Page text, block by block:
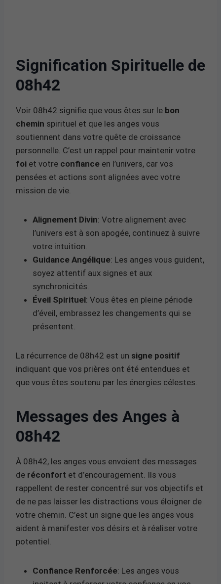
Signification Spirituelle de
08h42
Voir 08h42 signifie que vous êtes sur le bon
chemin spirituel et que les anges vous
soutiennent dans votre quête de croissance
personnelle. C’est un rappel pour maintenir votre
foi et votre confiance en l’univers, car vos
pensées et actions sont alignées avec votre
mission de vie.
Alignement Divin: Votre alignement avec
l’univers est à son apogée, continuez à suivre
votre intuition.
Guidance Angélique: Les anges vous guident,
soyez attentif aux signes et aux
synchronicités.
Éveil Spirituel: Vous êtes en pleine période
d’éveil, embrassez les changements qui se
présentent.
La récurrence de 08h42 est un signe positif
indiquant que vos prières ont été entendues et
que vous êtes soutenu par les énergies célestes.
Messages des Anges à
08h42
À 08h42, les anges vous envoient des messages
de réconfort et d’encouragement. Ils vous
rappellent de rester concentré sur vos objectifs et
de ne pas laisser les distractions vous éloigner de
votre chemin. C’est un signe que les anges vous
aident à manifester vos désirs et à réaliser votre
potentiel.
Confiance Renforcée: Les anges vous